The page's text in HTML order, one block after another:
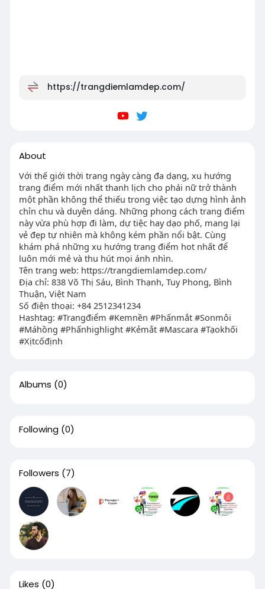
https://trangdiemlamdep.com/
About
Với thế giới thời trang ngày càng đa dạng, xu hướng
trang điểm mới nhất thanh lịch cho phái nữ trở thành
một phần không thể thiếu trong việc tạo dựng hình ảnh
chỉn chu và duyên dáng. Những phong cách trang điểm
này vừa phù hợp đi làm, dự tiệc hay dạo phố, mang lại
vẻ đẹp tự nhiên mà không kém phần nổi bật. Cùng
khám phá những xu hướng trang điểm hot nhất để
luôn mới mẻ và thu hút mọi ánh nhìn.
Tên trang web: https://trangdiemlamdep.com/
Địa chỉ: 838 Võ Thị Sáu, Bình Thạnh, Tuy Phong, Bình
Thuận, Việt Nam
Số điện thoại: +84 2512341234
Hashtag: #Trangđiểm #Kemnền #Phấnmắt #Sonmôi
#Máhồng #Phấnhighlight #Kẻmắt #Mascara #Tạokhối
#Xịtcốđịnh
Albums (0)
Following (0)
Followers (7)
Likes (0)